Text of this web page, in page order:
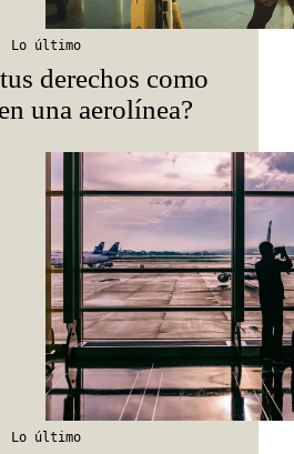
Lo último
derechos como
una aerolínea?
Lo último